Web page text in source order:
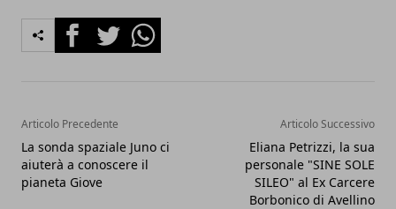
FacebookTwitterWhatsapp
Articolo Precedente
La sonda spaziale Juno ci
aiuterà a conoscere il
pianeta Giove
Articolo Successivo
Eliana Petrizzi, la sua
personale "SINE SOLE
SILEO" al Ex Carcere
Borbonico di Avellino